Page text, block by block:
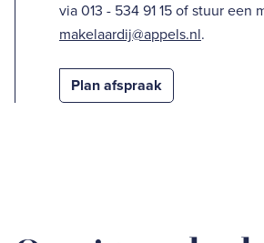
via 013 - 534 91 15 of stuur een
makelaardij@appels.nl.
Plan afspraak